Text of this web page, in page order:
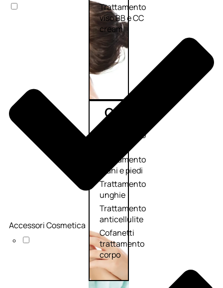
Trattamento
viso BB e CC
cream
Corpo
Trattamento
Trattamento
mani e piedi
Trattamento
unghie
Trattamento
anticellulite
Cofanetti
trattamento
corpo
Accessori Cosmetica